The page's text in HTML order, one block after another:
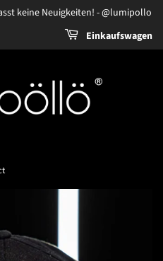
keine Neuigkeiten! - @lumipollo
Einkaufswagen